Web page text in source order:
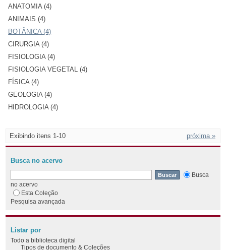
ANATOMIA (4)
ANIMAIS (4)
BOTÂNICA (4)
CIRURGIA (4)
FISIOLOGIA (4)
FISIOLOGIA VEGETAL (4)
FÍSICA (4)
GEOLOGIA (4)
HIDROLOGIA (4)
Exibindo itens 1-10 próxima »
Busca no acervo
Busca
no acervo
Esta Coleção
Pesquisa avançada
Listar por
Todo a biblioteca digital
Tipos de documento & Coleções